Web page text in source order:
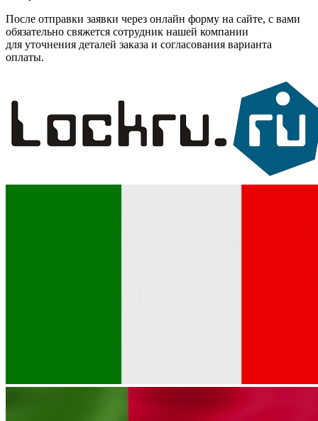
После отправки заявки через онлайн форму на сайте, с вами
обязательно свяжется сотрудник нашей компании
для уточнения деталей заказа и согласования варианта
оплаты.